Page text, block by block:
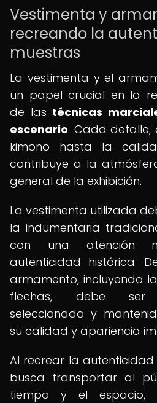
Vestimenta y
recreando la
muestras
La vestimenta y el
un papel crucial en la
de las técnicas
escenario. Cada detalle,
kimono hasta la
contribuye a la
general de la exhibición.
La vestimenta utilizada
la indumentaria
con una atención
autenticidad histórica.
armamento, incluyendo
flechas, debe ser
seleccionado y
su calidad y apariencia
Al recrear la autenticidad
busca transportar al
tiempo y el espacio,